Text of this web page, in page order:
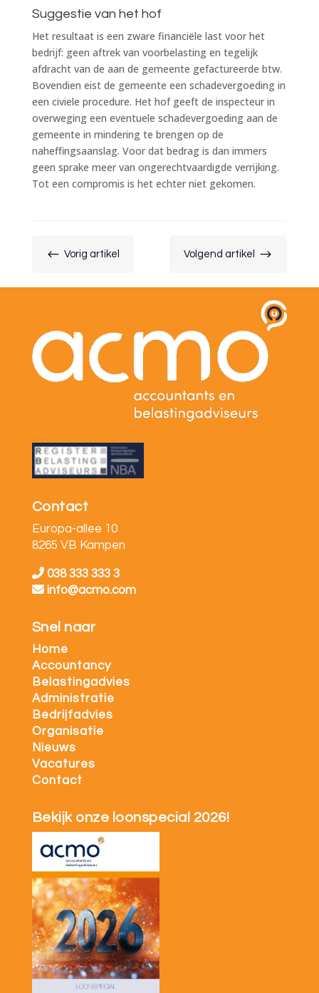
Suggestie van het hof
Het resultaat is een zware financiële last voor het
bedrijf: geen aftrek van voorbelasting en tegelijk
afdracht van de aan de gemeente gefactureerde btw.
Bovendien eist de gemeente een schadevergoeding in
een civiele procedure. Het hof geeft de inspecteur in
overweging een eventuele schadevergoeding aan de
gemeente in mindering te brengen op de
naheffingsaanslag. Voor dat bedrag is dan immers
geen sprake meer van ongerechtvaardigde verrijking.
Tot een compromis is het echter niet gekomen.
# Vorig artikel Volgend artikel $
Contact
Europa-allee 10
8265 VB Kampen
038 333 333 3
info@acmo.com
Snel naar
Home
Accountancy
Belastingadvies
Administratie
Bedrijfadvies
Organisatie
Nieuws
Vacatures
Contact
Bekijk onze loonspecial 2026!